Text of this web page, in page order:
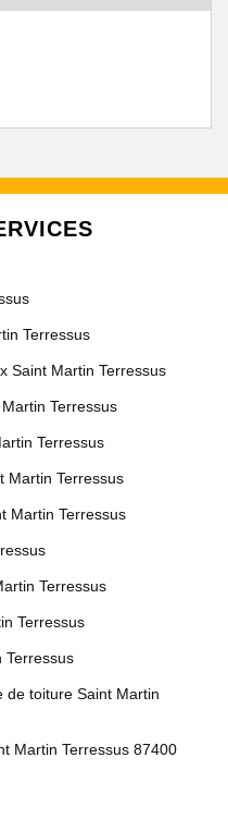
Terressus
Saint Martin Terressus
Terressus
Terressus
Martin Terressus
Martin Terressus
Terressus
Terressus
Terressus
de toiture Saint Martin
Martin Terressus 87400